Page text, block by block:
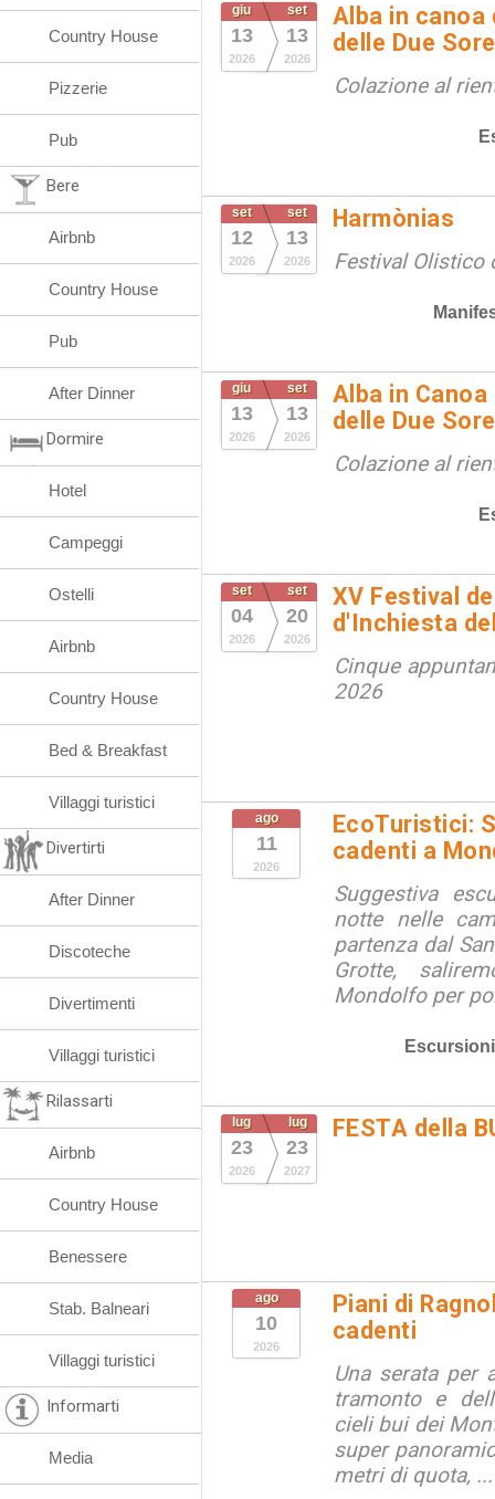
giu
13
2026
set
13
2026
Alba in canoa
delle Due
Colazione al
set
12
2026
set
13
2026
Harmònias
Festival Olistico
giu
13
2026
set
13
2026
Alba in
delle Due
Colazione al
set
04
2026
set
20
2026
XV Festival
d'Inchiesta
Cinque
2026
ago
11
2026
EcoTuristici:
cadenti a
Suggestiva
notte nelle
partenza dal
Grotte,
Mondolfo per
Escursioni
lug
23
2026
lug
23
2027
FESTA della
ago
10
2026
Piani di
cadenti
Una serata per
tramonto e
cieli bui dei
super
metri di quota, ...
Country House
Pizzerie
Pub
Bere
Airbnb
Country House
Pub
After Dinner
Dormire
Hotel
Campeggi
Ostelli
Airbnb
Country House
Bed & Breakfast
Villaggi turistici
Divertirti
After Dinner
Discoteche
Divertimenti
Villaggi turistici
Rilassarti
Airbnb
Country House
Benessere
Stab. Balneari
Villaggi turistici
Informarti
Media